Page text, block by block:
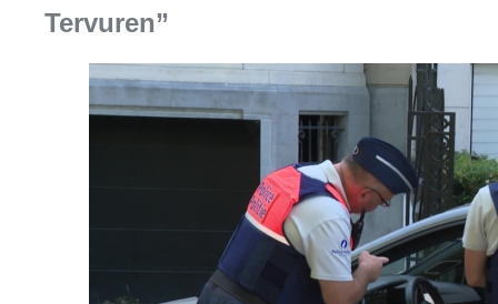
Tervuren”